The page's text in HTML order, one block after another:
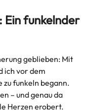
Ein funkelnder
geblieben: Mit
ich vor dem
zu funkeln begann.
– und genau da
Herzen erobert.